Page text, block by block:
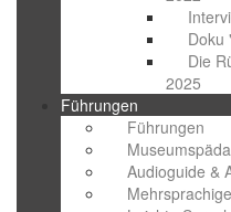
Doku
Die
2025
Führungen
Führungen
Audioguide &